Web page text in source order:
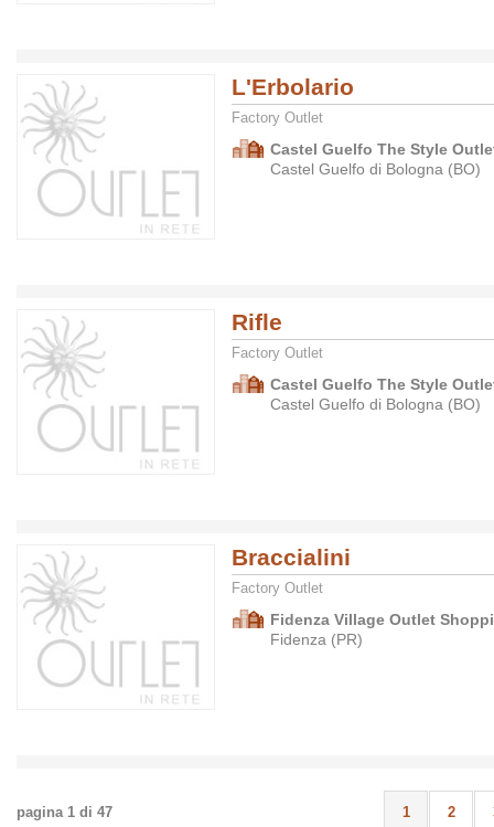
L'Erbolario
Factory Outlet
Castel Guelfo The Style
Castel Guelfo di Bologna (BO)
Rifle
Factory Outlet
Castel Guelfo The Style
Castel Guelfo di Bologna (BO)
Braccialini
Factory Outlet
Fidenza Village Outlet
Fidenza (PR)
pagina 1 di 47 1 2